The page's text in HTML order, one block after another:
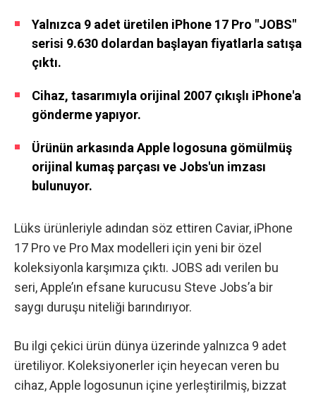
Yalnızca 9 adet üretilen iPhone 17 Pro "JOBS"
serisi 9.630 dolardan başlayan fiyatlarla satışa
çıktı.
Cihaz, tasarımıyla orijinal 2007 çıkışlı iPhone'a
gönderme yapıyor.
Ürünün arkasında Apple logosuna gömülmüş
orijinal kumaş parçası ve Jobs'un imzası
bulunuyor.
Lüks ürünleriyle adından söz ettiren Caviar, iPhone
17 Pro ve Pro Max modelleri için yeni bir özel
koleksiyonla karşımıza çıktı. JOBS adı verilen bu
seri, Apple’ın efsane kurucusu Steve Jobs’a bir
saygı duruşu niteliği barındırıyor.
Bu ilgi çekici ürün dünya üzerinde yalnızca 9 adet
üretiliyor. Koleksiyonerler için heyecan veren bu
cihaz, Apple logosunun içine yerleştirilmiş, bizzat